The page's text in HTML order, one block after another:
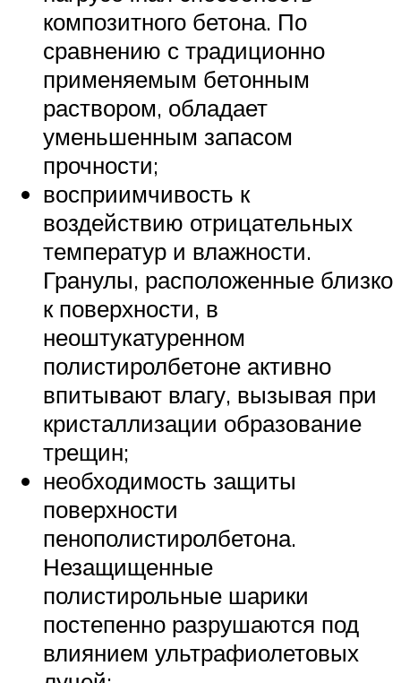
композитного бетона. По
сравнению с традиционно
применяемым бетонным
раствором, обладает
уменьшенным запасом
прочности;
восприимчивость к
воздействию отрицательных
температур и влажности.
Гранулы, расположенные близко
к поверхности, в
неоштукатуренном
полистиролбетоне активно
впитывают влагу, вызывая при
кристаллизации образование
трещин;
необходимость защиты
поверхности
пенополистиролбетона.
Незащищенные
полистирольные шарики
постепенно разрушаются под
влиянием ультрафиолетовых